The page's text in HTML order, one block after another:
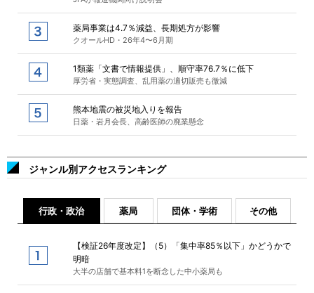
薬局事業は4.7％減益、長期処方が影響
クオールHD・26年4〜6月期
1類薬「文書で情報提供」、順守率76.7％に低下
厚労省・実態調査、乱用薬の適切販売も微減
熊本地震の被災地入りを報告
日薬・岩月会長、高齢医師の廃業懸念
ジャンル別アクセスランキング
行政・政治 薬局 団体・学術 その他
【検証26年度改定】（5）「集中率85％以下」かどうかで
明暗
大半の店舗で基本料1を断念した中小薬局も